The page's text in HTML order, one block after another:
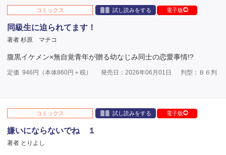
コミックス 試し読みをする 電子版
同級生に迫られてます！
著者 杉原 マチコ
腹黒イケメン×無自覚青年が贈る幼なじみ同士の恋愛事情!?
定価 946 円（本体860円＋税） 発売日：2026年06月01日 判型：Ｂ６判
コミックス 試し読みをする 電子版
嫌いにならないでね １
著者 とりよし